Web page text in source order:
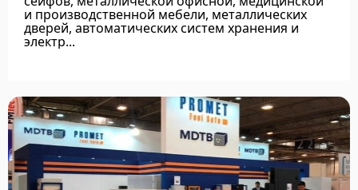
и производственной мебели, металлических
дверей, автоматических систем хранения и
электр...
Подробнее